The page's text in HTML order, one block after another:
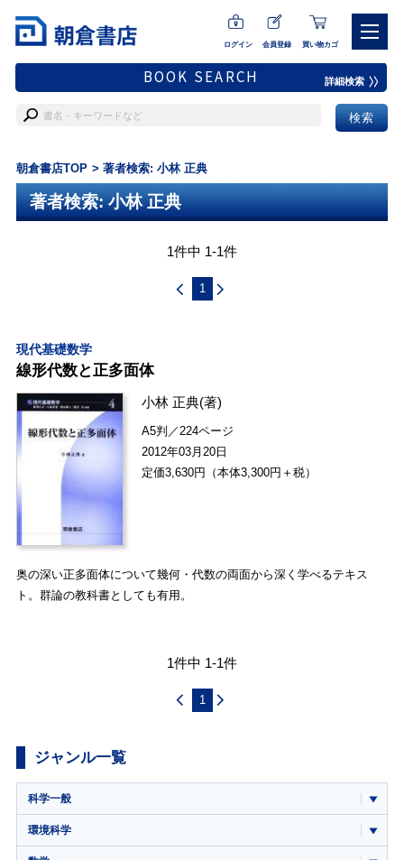
ログイン 会員登録 買い物カゴ
BOOK SEARCH 詳細検索
朝倉書店TOP 著者検索: 小林 正典
著者検索: 小林 正典
1件中 1-1件
1
現代基礎数学
線形代数と正多面体
小林 正典(著)
A5判／224ページ
2012年03月20日
定価3,630円（本体3,300円＋税）
奥の深い正多面体について幾何・代数の両面から深く学べるテキス
ト。群論の教科書としても有用。
1件中 1-1件
1
ジャンル一覧
科学一般
環境科学